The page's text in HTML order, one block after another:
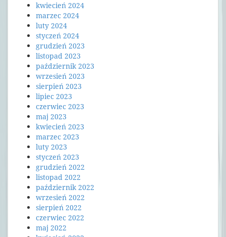
kwiecień 2024
marzec 2024
luty 2024
styczeń 2024
grudzień 2023
listopad 2023
październik 2023
wrzesień 2023
sierpień 2023
lipiec 2023
czerwiec 2023
maj 2023
kwiecień 2023
marzec 2023
luty 2023
styczeń 2023
grudzień 2022
listopad 2022
październik 2022
wrzesień 2022
sierpień 2022
czerwiec 2022
maj 2022